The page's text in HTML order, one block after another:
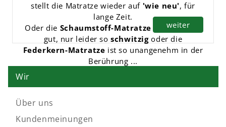
stellt die Matratze wieder auf 'wie neu', für
lange Zeit.
Oder die Schaumstoff-Matratze ist eigentlich
gut, nur leider soschwitzigoder die
Federkern-Matratze ist so unangenehm in der
Berührung ...
Unsere Matratzenbezüge sind allesamt aus
oder gestrickt,
weiter
Wir
Über uns
Kundenmeinungen